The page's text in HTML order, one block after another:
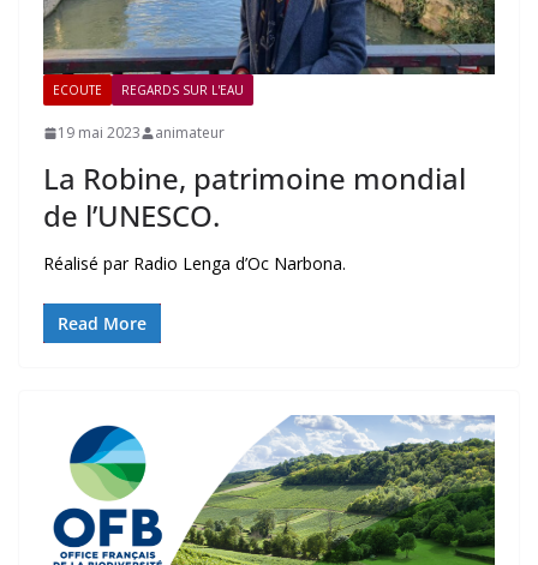
ECOUTE REGARDS SUR L'EAU
19 mai 2023 animateur
La Robine, patrimoine mondial
de l’UNESCO.
Réalisé par Radio Lenga d’Oc Narbona.
Read More